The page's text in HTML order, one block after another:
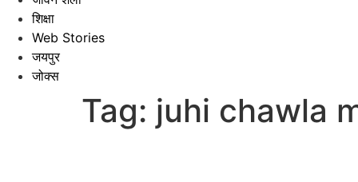
शिक्षा
Web Stories
जयपुर
जोक्स
Tag: juhi chawla